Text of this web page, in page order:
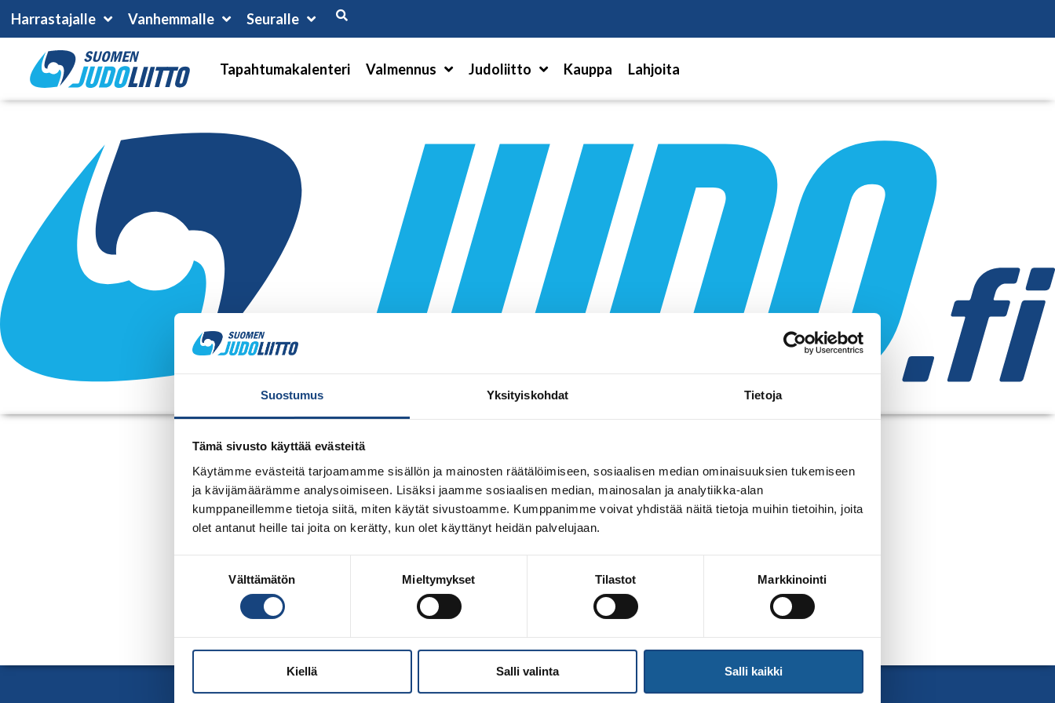
Suostumus Yksityiskohdat Tietoja
Tämä sivusto käyttää evästeitä
Käytämme evästeitä tarjoamamme sisällön ja mainosten räätälöimiseen, sosiaalisen median ominaisuuksien tukemiseen
ja kävijämäärämme analysoimiseen. Lisäksi jaamme sosiaalisen median, mainosalan ja analytiikka-alan
kumppaneillemme tietoja siitä, miten käytät sivustoamme. Kumppanimme voivat yhdistää näitä tietoja muihin tietoihin, joita
olet antanut heille tai joita on kerätty, kun olet käyttänyt heidän palvelujaan.
Välttämätön Mieltymykset Tilastot Markkinointi
Kiellä Salli valinta Salli kaikki
Harrastajalle Vanhemmalle Seuralle
Tapahtumakalenteri Valmennus Judoliitto Kauppa Lahjoita
KANSAINVÄLINEN NORDIC CAMP PAJULAHDESSA
Alkaa 2.1.2027
Päättyy 5.1.2027
Lisätiedot myöhemmin.